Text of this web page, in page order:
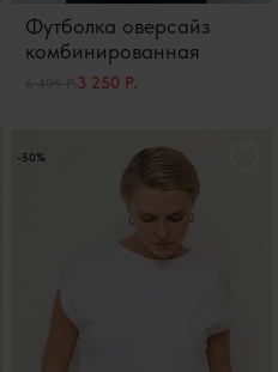
Футболка оверсайз
комбинированная
3 250 Р.
-50%